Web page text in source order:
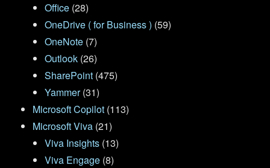
Office (28)
OneDrive ( for Business ) (59)
OneNote (7)
Outlook (26)
SharePoint (475)
Yammer(31)
Microsoft Copilot (113)
Microsoft Viva (21)
Viva Insights (13)
Viva Engage (8)